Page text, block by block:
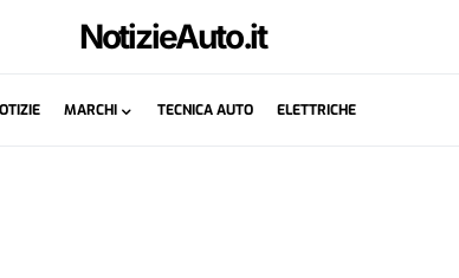
NotizieAuto.it
MARCHI TECNICA AUTO ELETTRICHE